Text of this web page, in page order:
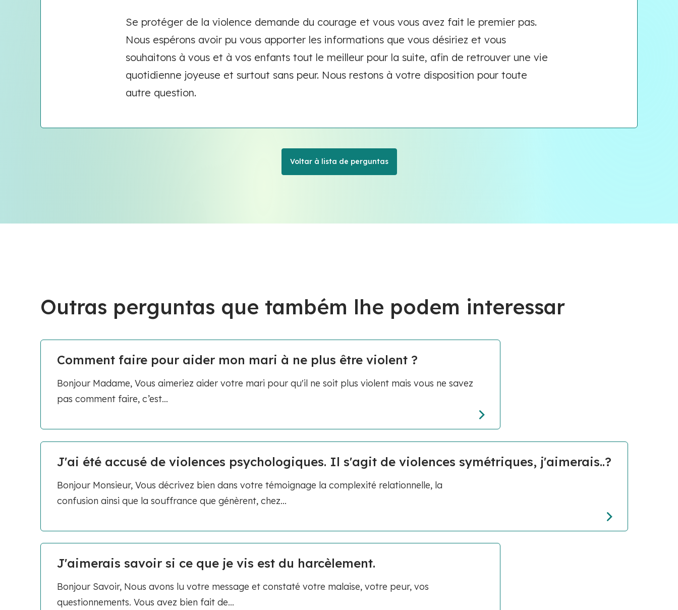
Se protéger de la violence demande du courage et vous vous avez fait le premier pas.
Nous espérons avoir pu vous apporter les informations que vous désiriez et vous
souhaitons à vous et à vos enfants tout le meilleur pour la suite, afin de retrouver une vie
quotidienne joyeuse et surtout sans peur. Nous restons à votre disposition pour toute
autre question.
Voltar à lista de perguntas
Outras perguntas que também lhe podem interessar
Comment faire pour aider mon mari à ne plus être violent ?
Bonjour Madame, Vous aimeriez aider votre mari pour qu'il ne soit plus violent mais vous ne savez
pas comment faire, c’est...
J'ai été accusé de violences psychologiques. Il s'agit de violences symétriques, j'aimerais..?
Bonjour Monsieur, Vous décrivez bien dans votre témoignage la complexité relationnelle, la
confusion ainsi que la souffrance que génèrent, chez...
J'aimerais savoir si ce que je vis est du harcèlement.
Bonjour Savoir, Nous avons lu votre message et constaté votre malaise, votre peur, vos
questionnements. Vous avez bien fait de...